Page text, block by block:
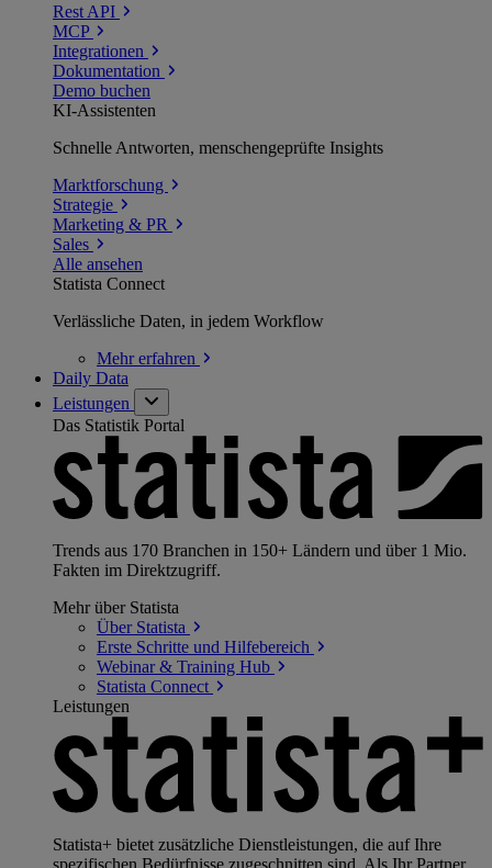
Rest API
MCP
Integrationen
Dokumentation
Demo buchen
KI-Assistenten
Schnelle Antworten, menschengeprüfte Insights
Marktforschung
Strategie
Marketing & PR
Sales
Alle ansehen
Statista Connect
Verlässliche Daten, in jedem Workflow
Mehrerfahren
Daily Data
Leistungen
Das Statistik Portal
Trends aus 170 Branchen in 150+ Ländern und über 1 Mio.
Fakten im Direktzugriff.
Mehr über Statista
Über Statista
Erste Schritte und Hilfebereich
Webinar & Training Hub
Statista Connect
Leistungen
Statista+ bietet zusätzliche Dienstleistungen, die auf Ihre
spezifischen Bedürfnisse zugeschnitten sind. Als Ihr Partner